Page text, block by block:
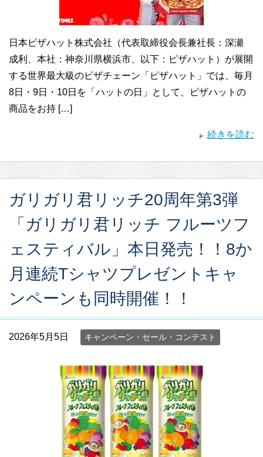
日本ピザハット株式会社（代表取締役会長兼社長：深瀬
成利、本社：神奈川県横浜市、以下：ピザハット）が展開
する世界最大級のピザチェーン「ピザハット」では、毎月
8日・9日・10日を「ハットの日」として、ピザハットの
商品をお持 […]
続きを読む
ガリガリ君リッチ20周年第3弾
「ガリガリ君リッチ フルーツフ
ェスティバル」本日発売！！8か
月連続Tシャツプレゼントキャ
ンペーンも同時開催！！
2026年5月5日 キャンペーン・セール・コンテスト